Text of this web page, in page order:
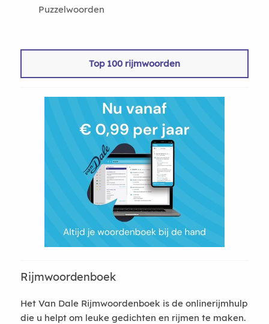
Puzzelwoorden
Top 100 rijmwoorden
Rijmwoordenboek
Het Van Dale Rijmwoordenboek is de onlinerijmhulp
die u helpt om leuke gedichten en rijmen te maken.